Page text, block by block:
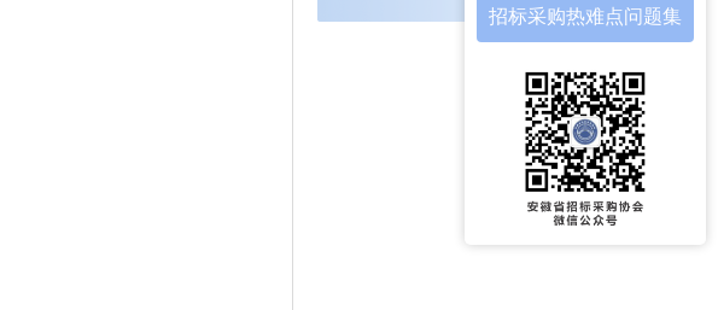
招标采购热难点问题集